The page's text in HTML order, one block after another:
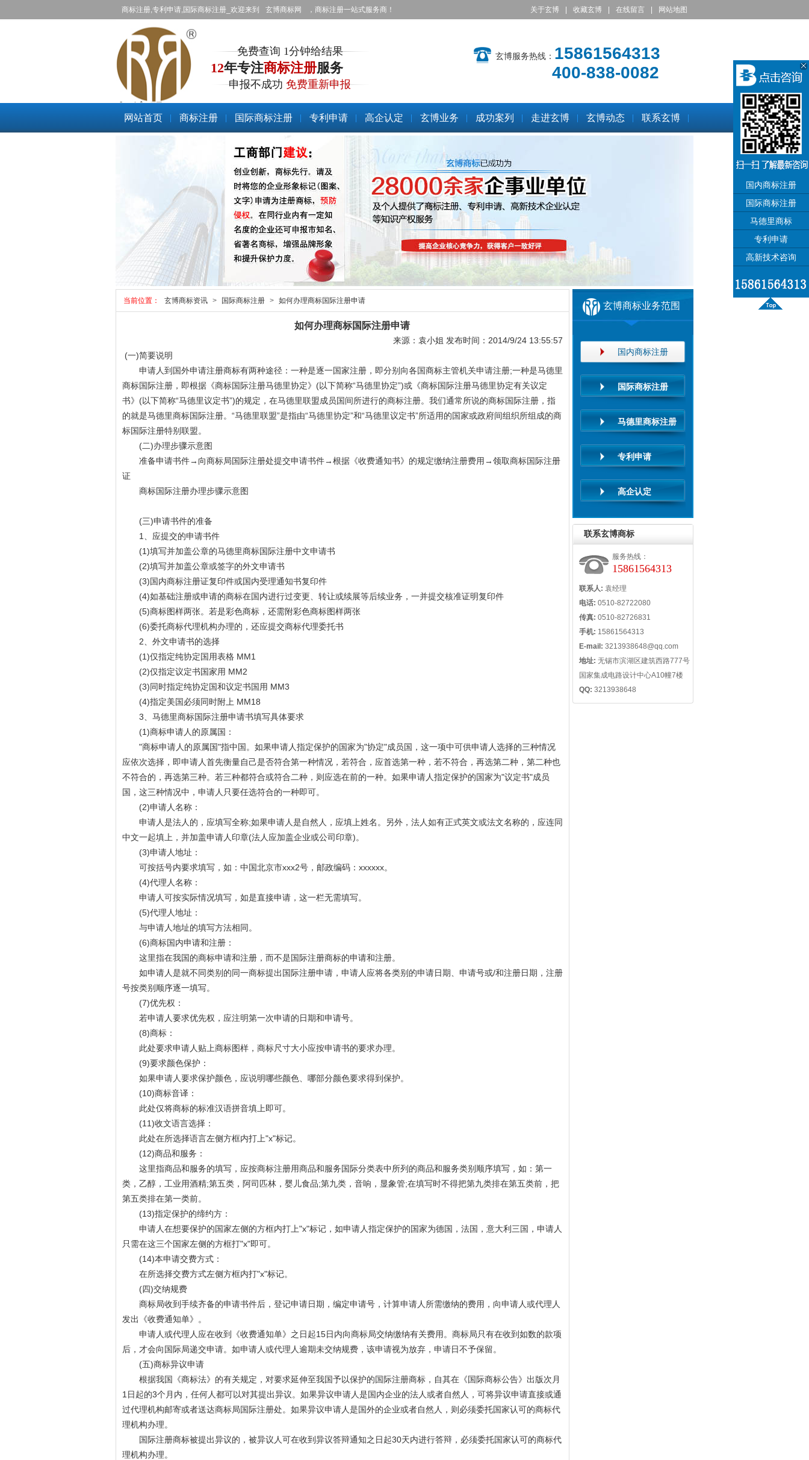
商标注册,专利申请,国际商标注册_欢迎来到 玄博商标网 ，商标注册一站式服务商！ 关于玄博 收藏玄博 在线留言 网站地图
商标注册
免费查询 1分钟给结果
12年专注商标注册服务
申报不成功 免费重新申报
玄博服务热线： 15861564313
400-838-0082
网站首页 商标注册 国际商标注册 专利申请 高企认定 玄博业务 成功案列 走进玄博 玄博动态 联系玄博
当前位置： 玄博商标资讯 > 国际商标注册 > 如何办理商标国际注册申请
如何办理商标国际注册申请
来源：袁小姐 发布时间：2014/9/24 13:55:57
(一)简要说明
申请人到国外申请注册商标有两种途径：一种是逐一国家注册，即分别向各国商标主管机关申请注册;一种是马德里
商标国际注册，即根据《商标国际注册马德里协定》(以下简称“马德里协定”)或《商标国际注册马德里协定有关议定
书》(以下简称“马德里议定书”)的规定，在马德里联盟成员国间所进行的商标注册。我们通常所说的商标国际注册，指
的就是马德里商标国际注册。“马德里联盟”是指由“马德里协定”和“马德里议定书”所适用的国家或政府间组织所组成的商
标国际注册特别联盟。
(二)办理步骤示意图
准备申请书件→向商标局国际注册处提交申请书件→根据《收费通知书》的规定缴纳注册费用→领取商标国际注册
证
商标国际注册办理步骤示意图
(三)申请书件的准备
1、应提交的申请书件
(1)填写并加盖公章的马德里商标国际注册中文申请书
(2)填写并加盖公章或签字的外文申请书
(3)国内商标注册证复印件或国内受理通知书复印件
(4)如基础注册或申请的商标在国内进行过变更、转让或续展等后续业务，一并提交核准证明复印件
(5)商标图样两张。若是彩色商标，还需附彩色商标图样两张
(6)委托商标代理机构办理的，还应提交商标代理委托书
2、外文申请书的选择
(1)仅指定纯协定国用表格 MM1
(2)仅指定议定书国家用 MM2
(3)同时指定纯协定国和议定书国用 MM3
(4)指定美国必须同时附上 MM18
3、马德里商标国际注册申请书填写具体要求
(1)商标申请人的原属国：
"商标申请人的原属国"指中国。如果申请人指定保护的国家为"协定"成员国，这一项中可供申请人选择的三种情况
应依次选择，即申请人首先衡量自己是否符合第一种情况，若符合，应首选第一种，若不符合，再选第二种，第二种也
不符合的，再选第三种。若三种都符合或符合二种，则应选在前的一种。如果申请人指定保护的国家为"议定书"成员
国，这三种情况中，申请人只要任选符合的一种即可。
(2)申请人名称：
申请人是法人的，应填写全称;如果申请人是自然人，应填上姓名。另外，法人如有正式英文或法文名称的，应连同
中文一起填上，并加盖申请人印章(法人应加盖企业或公司印章)。
(3)申请人地址：
可按括号内要求填写，如：中国北京市xxx2号，邮政编码：xxxxxx。
(4)代理人名称：
申请人可按实际情况填写，如是直接申请，这一栏无需填写。
(5)代理人地址：
与申请人地址的填写方法相同。
(6)商标国内申请和注册：
这里指在我国的商标申请和注册，而不是国际注册商标的申请和注册。
如申请人是就不同类别的同一商标提出国际注册申请，申请人应将各类别的申请日期、申请号或/和注册日期，注册
号按类别顺序逐一填写。
(7)优先权：
若申请人要求优先权，应注明第一次申请的日期和申请号。
(8)商标：
此处要求申请人贴上商标图样，商标尺寸大小应按申请书的要求办理。
(9)要求颜色保护：
如果申请人要求保护颜色，应说明哪些颜色、哪部分颜色要求得到保护。
(10)商标音译：
此处仅将商标的标准汉语拼音填上即可。
(11)收文语言选择：
此处在所选择语言左侧方框内打上"x"标记。
(12)商品和服务：
这里指商品和服务的填写，应按商标注册用商品和服务国际分类表中所列的商品和服务类别顺序填写，如：第一
类，乙醇，工业用酒精;第五类，阿司匹林，婴儿食品;第九类，音响，显象管;在填写时不得把第九类排在第五类前，把
第五类排在第一类前。
(13)指定保护的缔约方：
申请人在想要保护的国家左侧的方框内打上"x"标记，如申请人指定保护的国家为德国，法国，意大利三国，申请人
只需在这三个国家左侧的方框打"x"即可。
(14)本申请交费方式：
在所选择交费方式左侧方框内打"x"标记。
(四)交纳规费
商标局收到手续齐备的申请书件后，登记申请日期，编定申请号，计算申请人所需缴纳的费用，向申请人或代理人
发出《收费通知单》。
申请人或代理人应在收到《收费通知单》之日起15日内向商标局交纳缴纳有关费用。商标局只有在收到如数的款项
后，才会向国际局递交申请。如申请人或代理人逾期未交纳规费，该申请视为放弃，申请日不予保留。
(五)商标异议申请
根据我国《商标法》的有关规定，对要求延伸至我国予以保护的国际注册商标，自其在《国际商标公告》出版次月
1日起的3个月内，任何人都可以对其提出异议。如果异议申请人是国内企业的法人或者自然人，可将异议申请直接或通
过代理机构邮寄或者送达商标局国际注册处。如果异议申请人是国外的企业或者自然人，则必须委托国家认可的商标代
理机构办理。
国际注册商标被提出异议的，被异议人可在收到异议答辩通知之日起30天内进行答辩，必须委托国家认可的商标代
理机构办理。
玄博商标业务范围
国内商标注册
国际商标注册
马德里商标注册
专利申请
高企认定
联系玄博商标
服务热线：
15861564313
联系人: 袁经理
电话: 0510-82722080
传真: 0510-82726831
手机: 15861564313
E-mail: 3213938648@qq.com
地址: 无锡市滨湖区建筑西路777号
国家集成电路设计中心A10幢7楼
QQ: 3213938648
国内商标注册
国际商标注册
马德里商标
专利申请
高新技术咨询